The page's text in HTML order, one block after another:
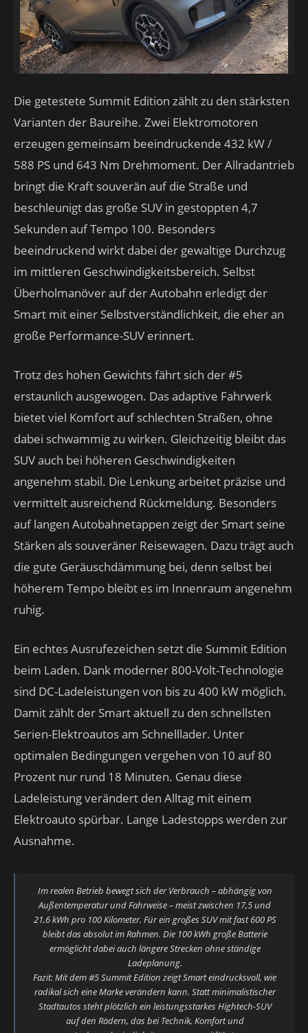
Die getestete Summit Edition zählt zu den stärksten
Varianten der Baureihe. Zwei Elektromotoren
erzeugen gemeinsam beeindruckende 432 kW /
588 PS und 643 Nm Drehmoment. Der Allradantrieb
bringt die Kraft souverän auf die Straße und
beschleunigt das große SUV in gestoppten 4,7
Sekunden auf Tempo 100. Besonders
beeindruckend wirkt dabei der gewaltige Durchzug
im mittleren Geschwindigkeitsbereich. Selbst
Überholmanöver auf der Autobahn erledigt der
Smart mit einer Selbstverständlichkeit, die eher an
große Performance-SUV erinnert.
Trotz des hohen Gewichts fährt sich der #5
erstaunlich ausgewogen. Das adaptive Fahrwerk
bietet viel Komfort auf schlechten Straßen, ohne
dabei schwammig zu wirken. Gleichzeitig bleibt das
SUV auch bei höheren Geschwindigkeiten
angenehm stabil. Die Lenkung arbeitet präzise und
vermittelt ausreichend Rückmeldung. Besonders
auf langen Autobahnetappen zeigt der Smart seine
Stärken als souveräner Reisewagen. Dazu trägt auch
die gute Geräuschdämmung bei, denn selbst bei
höherem Tempo bleibt es im Innenraum angenehm
ruhig.
Ein echtes Ausrufezeichen setzt die Summit Edition
beim Laden. Dank moderner 800-Volt-Technologie
sind DC-Ladeleistungen von bis zu 400 kW möglich.
Damit zählt der Smart aktuell zu den schnellsten
Serien-Elektroautos am Schnelllader. Unter
optimalen Bedingungen vergehen von 10 auf 80
Prozent nur rund 18 Minuten. Genau diese
Ladeleistung verändert den Alltag mit einem
Elektroauto spürbar. Lange Ladestopps werden zur
Ausnahme.
Im realen Betrieb bewegt sich der Verbrauch – abhängig von
Außentemperatur und Fahrweise – meist zwischen 17,5 und
21,6 kWh pro 100 Kilometer. Für ein großes SUV mit fast 600 PS
bleibt das absolut im Rahmen. Die 100 kWh große Batterie
ermöglicht dabei auch längere Strecken ohne ständige
Ladeplanung.
Fazit: Mit dem #5 Summit Edition zeigt Smart eindrucksvoll, wie
radikal sich eine Marke verändern kann. Statt minimalistischer
Stadtautos steht plötzlich ein leistungsstarkes Hightech-SUV
auf den Rädern, das bei Technik, Komfort und